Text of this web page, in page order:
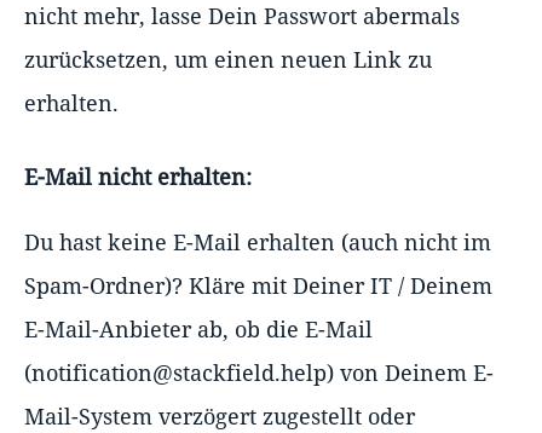
nicht mehr, lasse Dein Passwort abermals
zurücksetzen, um einen neuen Link zu
erhalten.
E-Mail nicht erhalten:
Du hast keine E-Mail erhalten (auch nicht im
Spam-Ordner)? Kläre mit Deiner IT / Deinem
E-Mail-Anbieter ab, ob die E-Mail
(notification@stackfield.help) von Deinem E-
Mail-System verzögert zugestellt oder